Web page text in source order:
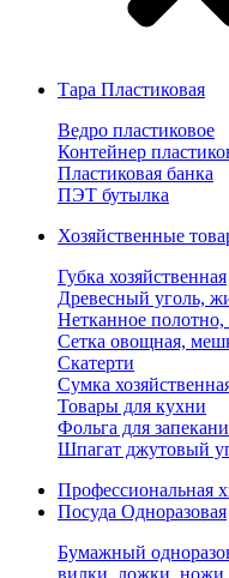
Тара Пластиковая
Ведро пластиковое
Контейнер
Пластиковая банка
ПЭТ бутылка
Хозяйственные
Губка хозяйственная
Древесный уголь,
Нетканное полотно,
Сетка овощная,
Скатерти
Сумка
Товары для кухни
Фольга для
Шпагат джутовый
Профессиональная
Посуда Одноразовая
Бумажный
вилки, ложки, ножи,